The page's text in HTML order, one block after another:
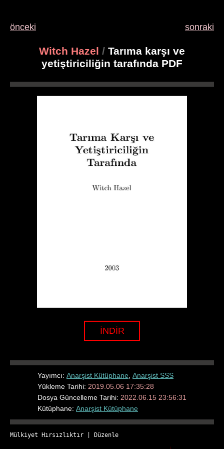
önceki sonraki
Witch Hazel / Tarıma karşı ve
yetiştiriciliğin tarafında PDF
İNDİR
Yayımcı: Anarşist Kütüphane Anarşist SSS
Yükleme Tarihi: 2019.05.06 17:35:28
Dosya Güncelleme Tarihi: 2022.06.15 23:56:31
Kütüphane: Anarşist Kütüphane
Mülkiyet Hırsızlıktır Düzenle